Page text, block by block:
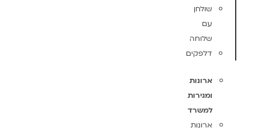
שולחן
עם
שלוחה
דלפקים
ארונות
ומגירות
למשרד
ארונות